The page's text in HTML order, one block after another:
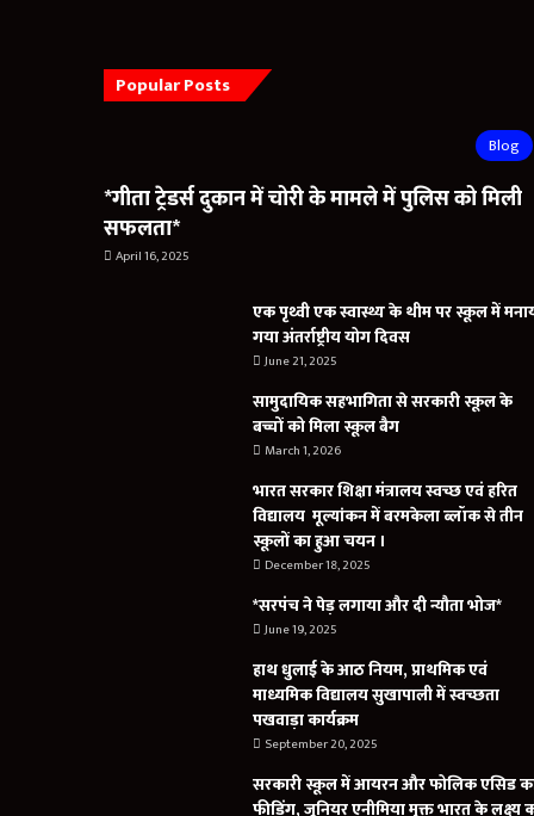
Popular Posts
Blog
*गीता ट्रेडर्स दुकान में चोरी के मामले में पुलिस को मिली
सफलता*
April 16, 2025
एक पृथ्वी एक स्वास्थ्य के थीम पर स्कूल में
गया अंतर्राष्ट्रीय योग दिवस
June 21, 2025
सामुदायिक सहभागिता से सरकारी स्कूल के
बच्चों को मिला स्कूल बैग
March 1, 2026
भारत सरकार शिक्षा मंत्रालय स्वच्छ एवं हरित
विद्यालय मूल्यांकन में बरमकेला ब्लॉक से तीन
स्कूलों का हुआ चयन ।
December 18, 2025
*सरपंच ने पेड़ लगाया और दी न्यौता भोज*
June 19, 2025
हाथ धुलाई के आठ नियम, प्राथमिक एवं
माध्यमिक विद्यालय सुखापाली में स्वच्छता
पखवाड़ा कार्यक्रम
September 20, 2025
सरकारी स्कूल में आयरन और फोलिक एसिड
फीडिंग, जूनियर एनीमिया मुक्त भारत के लक्ष्य